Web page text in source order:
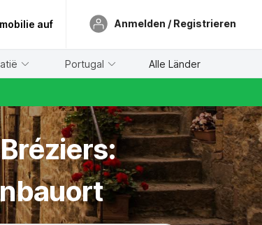
auf Anmelden / Registrieren
Portugal Alle Länder